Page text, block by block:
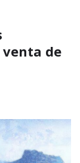
venta de